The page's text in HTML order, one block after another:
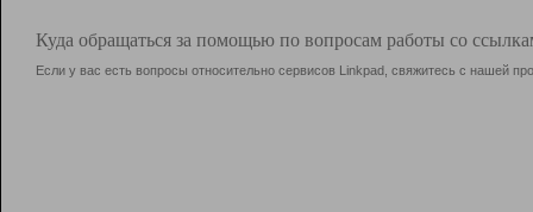
Куда обращаться за помощью по вопросам работы со
Если у вас есть вопросы относительно сервисов Linkpad, свяжитесь с нашей